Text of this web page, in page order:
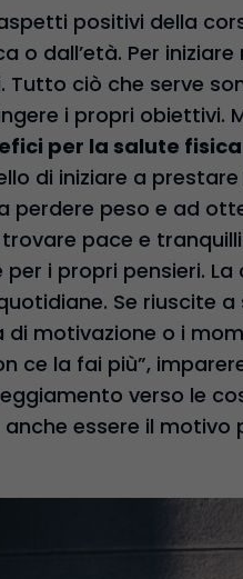
positivi della
o dall’età. Per
Tutto ciò che serve
i propri obiettivi.
per la salute
di iniziare a
perdere peso e ad
pace e
per i propri pensieri.
Se riuscite
di motivazione o i
ce la fai più”,
verso le
essere il motivo